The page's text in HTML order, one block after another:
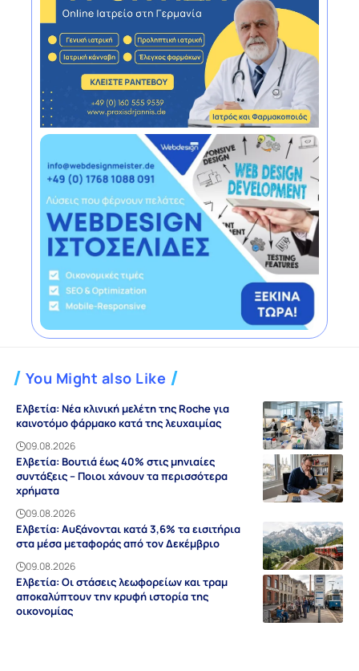
You Might also Like
Ελβετία: Νέα κλινική μελέτη της Roche για
καινοτόμο φάρμακο κατά της λευχαιμίας
09.08.2026
Ελβετία: Βουτιά έως 40% στις μηνιαίες
συντάξεις – Ποιοι χάνουν τα περισσότερα
χρήματα
09.08.2026
Ελβετία: Αυξάνονται κατά 3,6% τα εισιτήρια
στα μέσα μεταφοράς από τον Δεκέμβριο
09.08.2026
Ελβετία: Οι στάσεις λεωφορείων και τραμ
αποκαλύπτουν την κρυφή ιστορία της
οικονομίας